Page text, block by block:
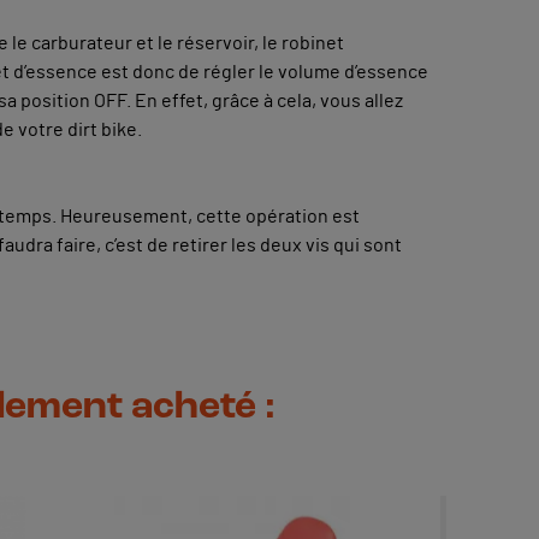
le carburateur et le réservoir, le robinet
est donc de régler le volume d’essence
OFF. En effet, grâce à cela, vous allez
votre dirt bike.
Heureusement, cette opération est
faire, c’est de retirer les deux vis qui sont
acheté :